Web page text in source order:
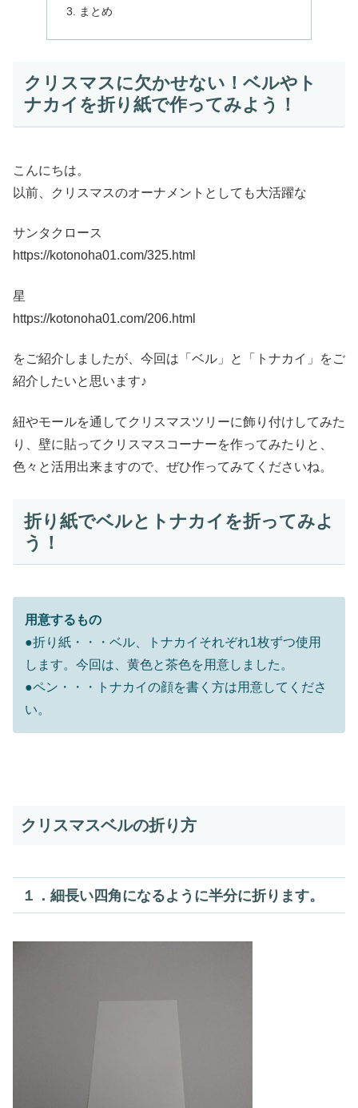
まとめ
クリスマスに欠かせない！ベルやト
ナカイを折り紙で作ってみよう！
こんにちは。
以前、クリスマスのオーナメントとしても大活躍な
サンタクロース
https://kotonoha01.com/325.html
星
https://kotonoha01.com/206.html
をご紹介しましたが、今回は「ベル」と「トナカイ」をご
紹介したいと思います♪
紐やモールを通してクリスマスツリーに飾り付けしてみた
り、壁に貼ってクリスマスコーナーを作ってみたりと、
色々と活用出来ますので、ぜひ作ってみてくださいね。
折り紙でベルとトナカイを折ってみよ
う！
用意するもの
●折り紙・・・ベル、トナカイそれぞれ1枚ずつ使用
します。今回は、黄色と茶色を用意しました。
●ペン・・・トナカイの顔を書く方は用意してくださ
い。
クリスマスベルの折り方
１．細長い四角になるように半分に折ります。